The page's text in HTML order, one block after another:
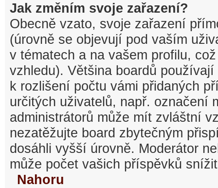
Jak změním svoje zařazení?
Obecně vzato, svoje zařazení
(úrovně se objevují pod vaším
v tématech a na vašem profilu,
vzhledu). Většina boardů
k rozlišení počtu vámi přidaných
určitých uživatelů, např. označení
administrátorů může mít zvláštní
nezatěžujte board zbytečným
dosáhli vyšší úrovně. Moderátor
může počet vašich příspěvků
Nahoru